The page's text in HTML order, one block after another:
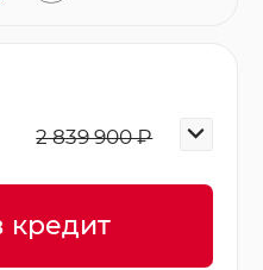
2 839 900 ₽
кредит